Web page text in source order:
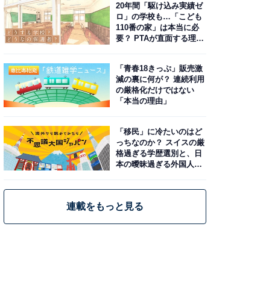
20年間「駆け込み実績ゼ
ロ」の学校も…「こども
110番の家」は本当に必
要？ PTAが直面する理想
「青春18きっぷ」販売激
減の裏に何が？ 連続利用
の厳格化だけではない
「本当の理由」
「移民」に冷たいのはど
っちなのか？ スイスの厳
格過ぎる学歴選別と、日
本の曖昧過ぎる外国人政
連載をもっと見る